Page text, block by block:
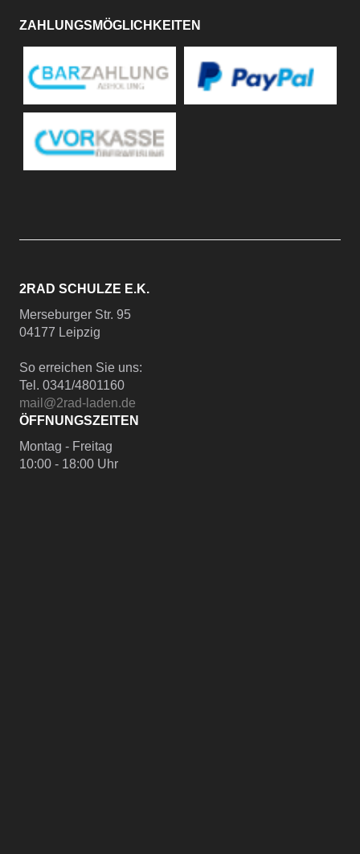
ZAHLUNGSMÖGLICHKEITEN
2RAD SCHULZE E.K.
Merseburger Str. 95
04177 Leipzig
So erreichen Sie uns:
Tel. 0341/4801160
mail@2rad-laden.de
ÖFFNUNGSZEITEN
Montag - Freitag
10:00 - 18:00 Uhr